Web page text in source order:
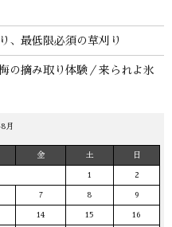
、最低限必須の草刈り
の摘み取り体験／来られよ氷
月
金 土 日
1 2
7 8 9
14 15 16